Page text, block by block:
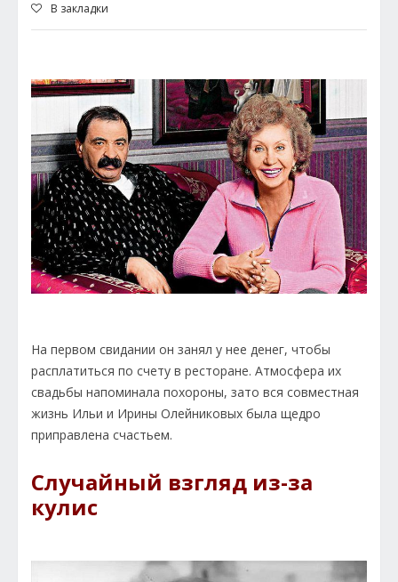
В закладки
На первом свидании он занял у нее денег, чтобы
расплатиться по счету в ресторане. Атмосфера их
свадьбы напоминала похороны, зато вся совместная
жизнь Ильи и Ирины Олейниковых была щедро
приправлена счастьем.
Случайный взгляд из-за
кулис